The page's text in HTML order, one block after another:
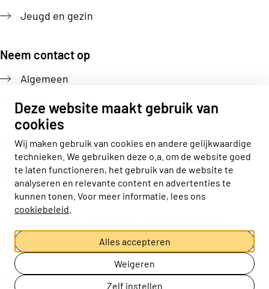
Deze website maakt gebruik van
cookies
Wij maken gebruik van cookies en andere gelijkwaardige
technieken. We gebruiken deze o.a. om de website goed
te laten functioneren, het gebruik van de website te
analyseren en relevante content en advertenties te
kunnen tonen. Voor meer informatie, lees ons
cookiebeleid
Alles accepteren
Weigeren
Zelf instellen
Jeugd en gezin
Neem contact op
Algemeen
Pers
Volg ons
Actiz linkedin
Actiz instagram
Actiz youtube
Actiz facebook
Cookie-instellingen aanpassen
© ActiZ